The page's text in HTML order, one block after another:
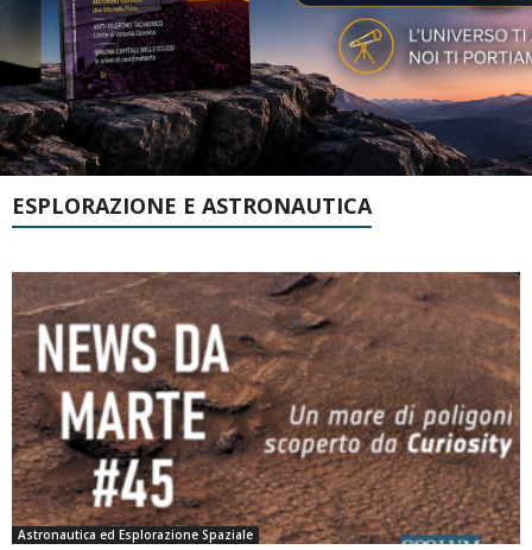
ESPLORAZIONE E ASTRONAUTICA
Astronautica ed Esplorazione Spaziale